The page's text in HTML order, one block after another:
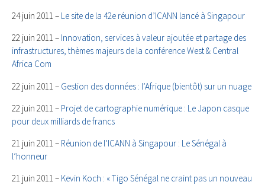
24 juin 2011 – Le site de la 42e réunion d’ICANN lancé à Singapour
22 juin 2011 – Innovation, services à valeur ajoutée et partage des
infrastructures, thèmes majeurs de la conférence West & Central
Africa Com
22 juin 2011 – Gestion des données : l’Afrique (bientôt) sur un nuage
22 juin 2011 – Projet de cartographie numérique : Le Japon casque
pour deux milliards de francs
21 juin 2011 – Réunion de l’ICANN à Singapour : Le Sénégal à
l’honneur
21 juin 2011 – Kevin Koch : « Tigo Sénégal ne craint pas un nouveau